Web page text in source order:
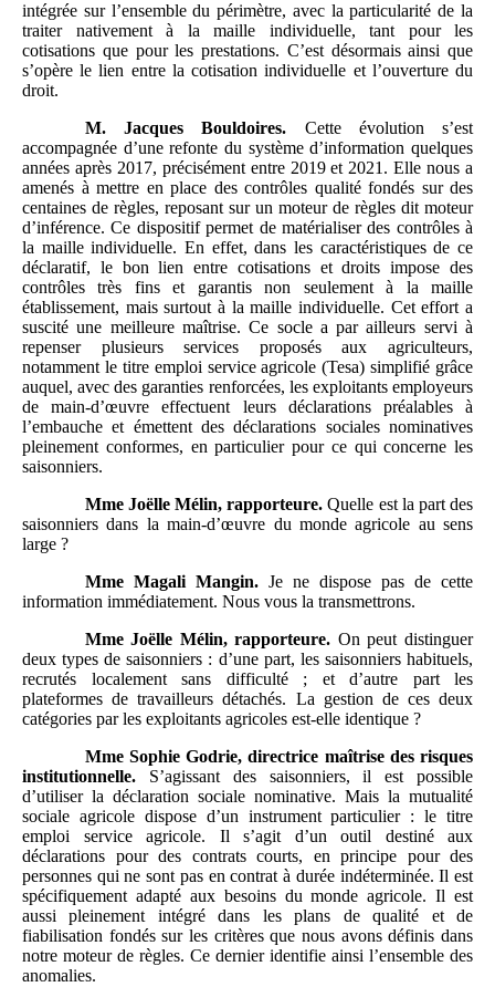
intégrée sur l’ensemble du périmètre, avec la particularité de la
traiter nativement à la maille individuelle, tant pour les
cotisations que pour les prestations. C’est désormais ainsi que
s’opère le lien entre la cotisation individuelle et l’ouverture du
droit.
M.
Jacques Bouldoires. Cette évolution s’est
accompagnée d’une refonte du système d’information quelques
années après 2017, précisément entre 2019 et 2021. Elle nous a
amenés à mettre en place des contrôles qualité fondés sur des
centaines de règles, reposant sur un moteur de règles dit moteur
d’inférence. Ce dispositif permet de matérialiser des contrôles à
la maille individuelle. En effet, dans les caractéristiques de ce
déclaratif, le bon lien entre cotisations et droits impose des
contrôles très fins et garantis non seulement à la maille
établissement, mais surtout à la maille individuelle. Cet effort a
suscité une meilleure maîtrise. Ce socle a par ailleurs servi à
repenser plusieurs services proposés aux agriculteurs,
notamment le titre emploi service agricole (Tesa) simplifié grâce
auquel, avec des garanties renforcées, les exploitants employeurs
de main‑d’œuvre effectuent leurs déclarations préalables à
l’embauche et émettent des déclarations sociales nominatives
pleinement conformes, en particulier pour ce qui concerne les
saisonniers.
Mme Joëlle Mélin, rapporteure. Quelle est la part des
saisonniers dans la main-d’œuvre du monde agricole au sens
large ?
Mme Magali Mangin. Je ne dispose pas de cette
information immédiatement. Nous vous la transmettrons.
Mme Joëlle Mélin, rapporteure. On peut distinguer
deux types de saisonniers : d’une part, les saisonniers habituels,
recrutés localement sans difficulté ; et d’autre part les
plateformes de travailleurs détachés. La gestion de ces deux
catégories par les exploitants agricoles est-elle identique ?
Mme Sophie Godrie, directrice maîtrise des risques
institutionnelle. S’agissant des saisonniers, il est possible
d’utiliser la déclaration sociale nominative. Mais la mutualité
sociale agricole dispose d’un instrument particulier : le titre
emploi service agricole. Il s’agit d’un outil destiné aux
déclarations pour des contrats courts, en principe pour des
personnes qui ne sont pas en contrat à durée indéterminée. Il est
spécifiquement adapté aux besoins du monde agricole. Il est
aussi pleinement intégré dans les plans de qualité et de
fiabilisation fondés sur les critères que nous avons définis dans
notre moteur de règles. Ce dernier identifie ainsi l’ensemble des
anomalies.